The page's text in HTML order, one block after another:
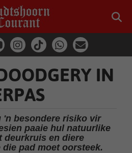
IN
'n besondere risiko vir
paaie hul natuurlike
deurkruis en diere
pad moet oorsteek.